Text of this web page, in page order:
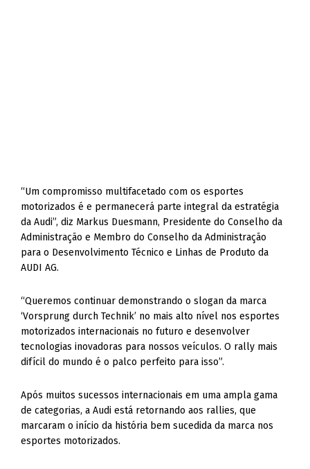
“Um compromisso multifacetado com os esportes
motorizados é e permanecerá parte integral da estratégia
da Audi”, diz Markus Duesmann, Presidente do Conselho da
Administração e Membro do Conselho da Administração
para o Desenvolvimento Técnico e Linhas de Produto da
AUDI AG.
“Queremos continuar demonstrando o slogan da marca
‘Vorsprung durch Technik’ no mais alto nível nos esportes
motorizados internacionais no futuro e desenvolver
tecnologias inovadoras para nossos veículos. O rally mais
difícil do mundo é o palco perfeito para isso”.
Após muitos sucessos internacionais em uma ampla gama
de categorias, a Audi está retornando aos rallies, que
marcaram o início da história bem sucedida da marca nos
esportes motorizados.